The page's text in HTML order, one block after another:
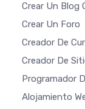
Crear Un Blog
Crear Un Foro
Creador De
Creador De
Programador
Alojamiento